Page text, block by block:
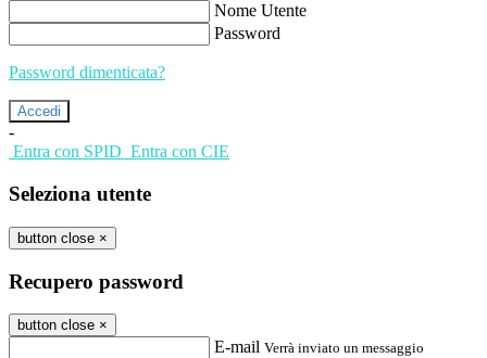
Nome Utente
Password
Password dimenticata?
-
Entra con SPID Entra con CIE
Seleziona utente
button close ×
Recupero password
button close ×
E-mail Verrà inviato un messaggio